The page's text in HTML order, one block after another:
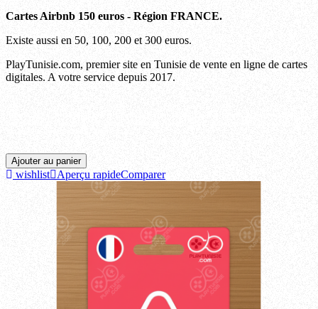
Cartes Airbnb 150 euros - Région FRANCE.
Existe aussi en 50, 100, 200 et 300 euros.
PlayTunisie.com, premier site en Tunisie de vente en ligne de cartes
digitales. A votre service depuis 2017.
Ajouter au panier
wishlist Aperçu rapideComparer